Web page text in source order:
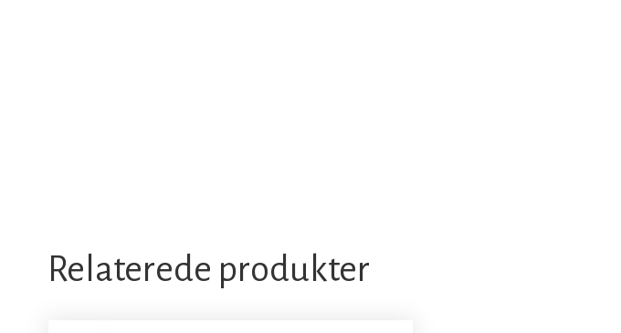
Relaterede produkter